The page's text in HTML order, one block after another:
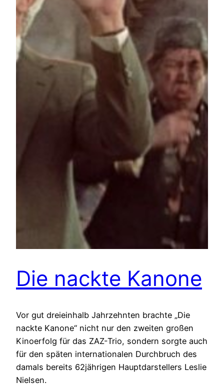
Die nackte Kanone
Vor gut dreieinhalb Jahrzehnten brachte „Die
nackte Kanone“ nicht nur den zweiten großen
Kinoerfolg für das ZAZ-Trio, sondern sorgte auch
für den späten internationalen Durchbruch des
damals bereits 62jährigen Hauptdarstellers Leslie
Nielsen.